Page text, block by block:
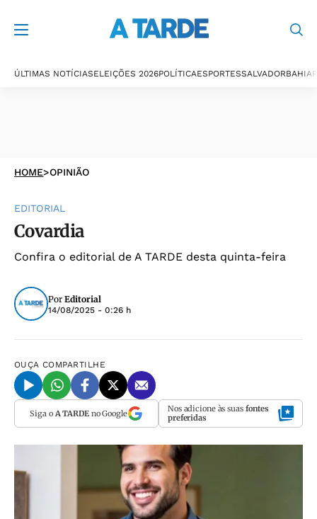
ÚLTIMAS NOTÍCIASELEIÇÕES 2026POLÍTICAESPORTESSALVADORBAHIA
HOME>OPINIÃO
EDITORIAL
Covardia
Confira o editorial de A TARDE desta quinta-feira
Por Editorial
14/08/2025 - 0:26 h
OUÇA COMPARTILHE
Siga o A TARDEno Google Nos adicione às suas fontes
preferidas